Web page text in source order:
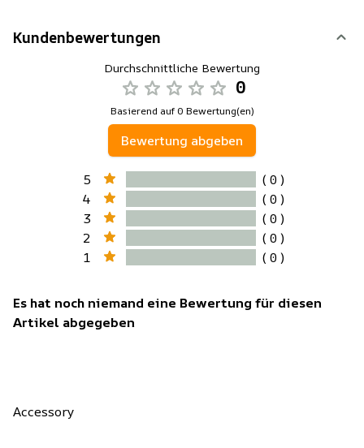
Kundenbewertungen
Durchschnittliche Bewertung
0
Basierend auf 0 Bewertung(en)
Bewertung abgeben
5
( 0 )
4
( 0 )
3
( 0 )
2
( 0 )
1
( 0 )
Es hat noch niemand eine Bewertung für diesen
Artikel abgegeben
Accessory